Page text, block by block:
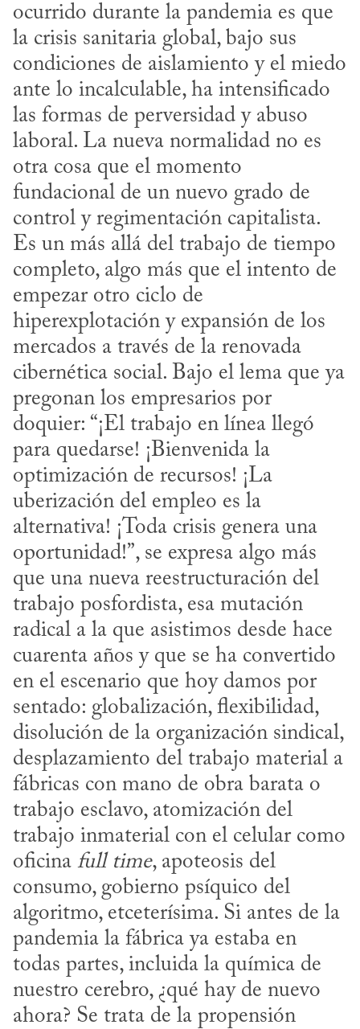
ocurrido durante la pandemia es que
la crisis sanitaria global, bajo sus
condiciones de aislamiento y el miedo
ante lo incalculable, ha intensificado
las formas de perversidad y abuso
laboral. La nueva normalidad no es
otra cosa que el momento
fundacional de un nuevo grado de
control y regimentación capitalista.
Es un más allá del trabajo de tiempo
completo, algo más que el intento de
empezar otro ciclo de
hiperexplotación y expansión de los
mercados a través de la renovada
cibernética social. Bajo el lema que ya
pregonan los empresarios por
doquier: “¡El trabajo en línea llegó
para quedarse! ¡Bienvenida la
optimización de recursos! ¡La
uberización del empleo es la
alternativa! ¡Toda crisis genera una
oportunidad!”, se expresa algo más
que una nueva reestructuración del
trabajo posfordista, esa mutación
radical a la que asistimos desde hace
cuarenta años y que se ha convertido
en el escenario que hoy damos por
sentado: globalización, flexibilidad,
disolución de la organización sindical,
desplazamiento del trabajo material a
fábricas con mano de obra barata o
trabajo esclavo, atomización del
trabajo inmaterial con el celular como
oficina full time, apoteosis del
consumo, gobierno psíquico del
algoritmo, etceterísima. Si antes de la
pandemia la fábrica ya estaba en
todas partes, incluida la química de
nuestro cerebro, ¿qué hay de nuevo
ahora? Se trata de la propensión